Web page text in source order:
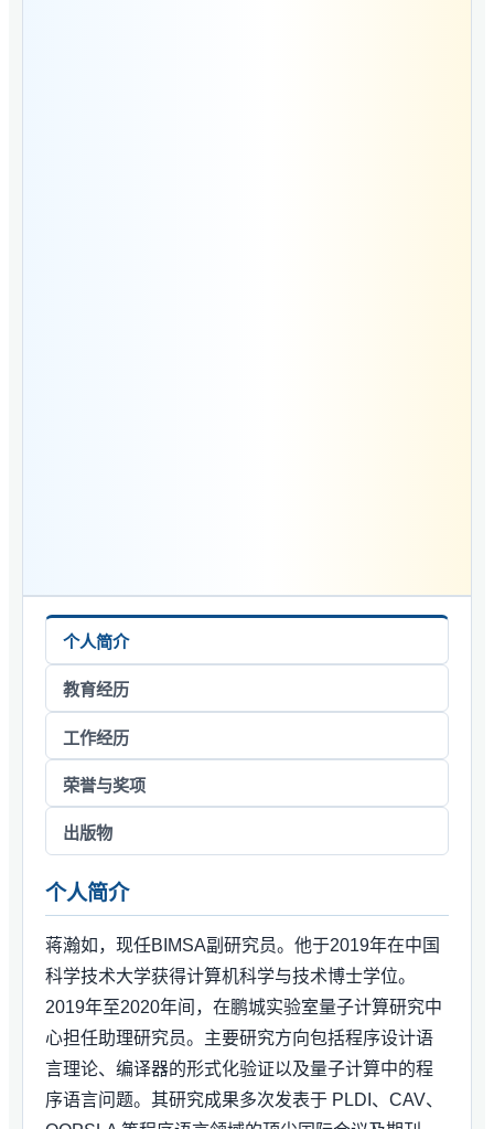
个人简介
教育经历
工作经历
荣誉与奖项
出版物
个人简介
蒋瀚如，现任BIMSA副研究员。他于2019年在中国
科学技术大学获得计算机科学与技术博士学位。
2019年至2020年间，在鹏城实验室量子计算研究中
心担任助理研究员。主要研究方向包括程序设计语
言理论、编译器的形式化验证以及量子计算中的程
序语言问题。其研究成果多次发表于 PLDI、CAV、